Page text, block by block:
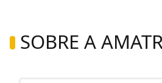
SOBRE A